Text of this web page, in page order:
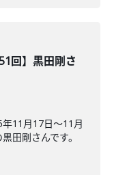
回】黒田剛さ
11月17日〜11月
田剛さんです。